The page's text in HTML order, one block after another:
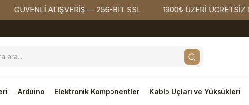
ALIŞVERİŞ — 256-BIT SSL 1900₺ ÜZERİ ÜCRETSİZ KARGO
Arduino Elektronik Komponentler Kablo Uçları ve Yüksükleri